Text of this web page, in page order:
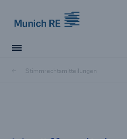
Stimmrechtsmitteilungen